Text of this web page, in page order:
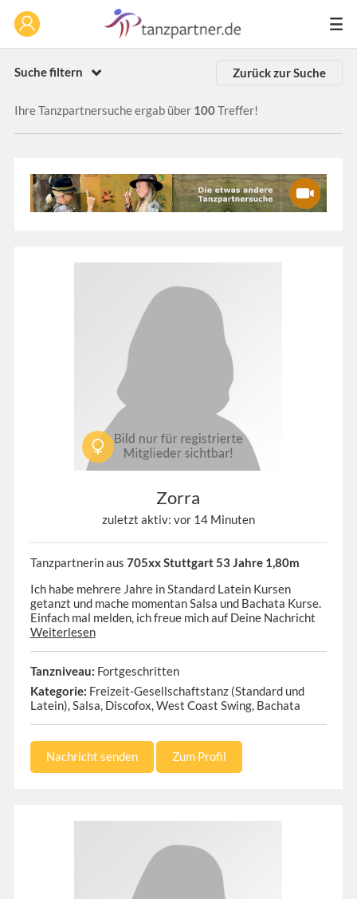
Suche filtern Zurück zur Suche
Ihre Tanzpartnersuche ergab über 100Treffer!
Zorra
zuletzt aktiv: vor 14 Minuten
Tanzpartnerin aus 705xx Stuttgart 53 Jahre 1,80m
Ich habe mehrere Jahre in Standard Latein Kursen
getanzt und mache momentan Salsa und Bachata Kurse.
Einfach mal melden, ich freue mich auf Deine Nachricht
Weiterlesen
Tanzniveau: Fortgeschritten
Kategorie: Freizeit-Gesellschaftstanz (Standard und
Latein), Salsa, Discofox, West Coast Swing, Bachata
Nachricht senden Zum Profil